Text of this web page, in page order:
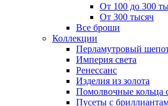
От 100 до 300
От 300 тысяч
Все броши
Коллекции
Перламутровый
Империя света
Ренессанс
Изделия из золота
Помолвочные кольца
Пусеты с